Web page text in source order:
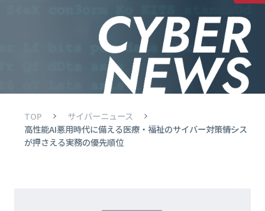
TOP
サイバーニュース
高性能AI悪用時代に備える医療・福祉のサイバー対策――情シス
が押さえる実務の優先順位